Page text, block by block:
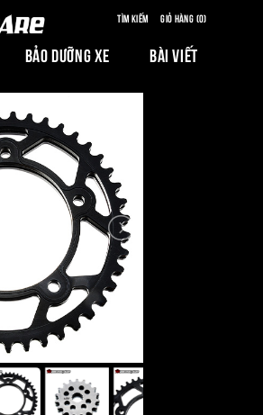
Tìm kiếm Giỏ hàng (0)
BẢO DƯỠNG XE BÀI VIẾT